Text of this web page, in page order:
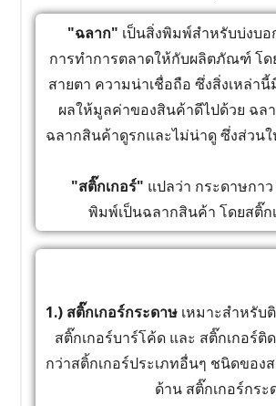
"ฉลาก" เป็นสิ่งพิมพ์สำหรับบ่งบ
การทำการตลาดให้กับผลิตภัณฑ์ โ
สายตา ความน่าเชื่อถือ ซึ่งสิ่งเหล่
ผลให้มูลค่าของสินค้าดีไปด้วย ฉล
ฉลากสินค้าดูรกและไม่น่าดู ซึ่งส่วน
"สติ๊กเกอร์" แปลว่า กระดาษกา
พิมพ์เป็นฉลากสินค้า โดยสติ๊
1.) สติ๊กเกอร์กระดาษ เหมาะสำหรับ
สติ๊กเกอร์บาร์โค้ด และ สติ๊กเกอร์
กว่าสติ้กเกอร์ประเภทอื่นๆ ชนิดของ
ด้าน สติ๊กเกอร์กระ